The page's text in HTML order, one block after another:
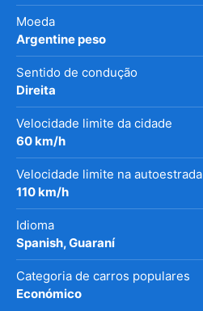
Moeda
Argentine peso
Sentido de condução
Direita
Velocidade limite da cidade
60 km/h
Velocidade limite na autoestrada
110 km/h
Idioma
Spanish, Guaraní
Categoria de carros populares
Económico